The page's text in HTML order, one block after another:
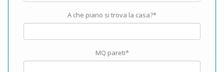
A che piano si trova la casa?*
MQ pareti*